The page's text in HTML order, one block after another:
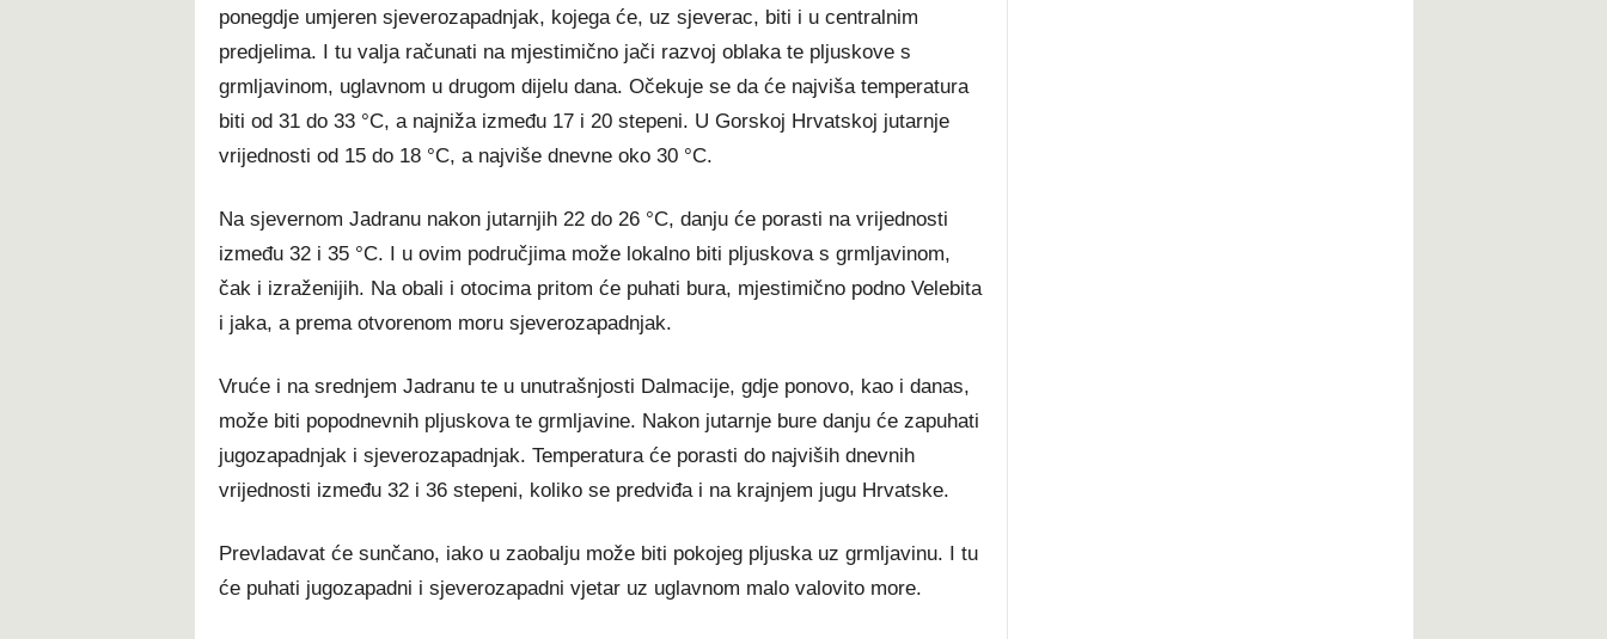
ponegdje umjeren sjeverozapadnjak, kojega će, uz sjeverac, biti i u centralnim
predjelima. I tu valja računati na mjestimično jači razvoj oblaka te pljuskove s
grmljavinom, uglavnom u drugom dijelu dana. Očekuje se da će najviša temperatura
biti od 31 do 33 °C, a najniža između 17 i 20 stepeni. U Gorskoj Hrvatskoj jutarnje
vrijednosti od 15 do 18 °C, a najviše dnevne oko 30 °C.
Na sjevernom Jadranu nakon jutarnjih 22 do 26 °C, danju će porasti na vrijednosti
između 32 i 35 °C. I u ovim područjima može lokalno biti pljuskova s grmljavinom,
čak i izraženijih. Na obali i otocima pritom će puhati bura, mjestimično podno Velebita
i jaka, a prema otvorenom moru sjeverozapadnjak.
Vruće i na srednjem Jadranu te u unutrašnjosti Dalmacije, gdje ponovo, kao i danas,
može biti popodnevnih pljuskova te grmljavine. Nakon jutarnje bure danju će zapuhati
jugozapadnjak i sjeverozapadnjak. Temperatura će porasti do najviših dnevnih
vrijednosti između 32 i 36 stepeni, koliko se predviđa i na krajnjem jugu Hrvatske.
Prevladavat će sunčano, iako u zaobalju može biti pokojeg pljuska uz grmljavinu. I tu
će puhati jugozapadni i sjeverozapadni vjetar uz uglavnom malo valovito more.